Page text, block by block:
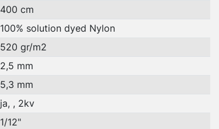
400 cm
100% solution dyed Nylon
520 gr/m2
2,5 mm
5,3 mm
ja, , 2kv
1/12"